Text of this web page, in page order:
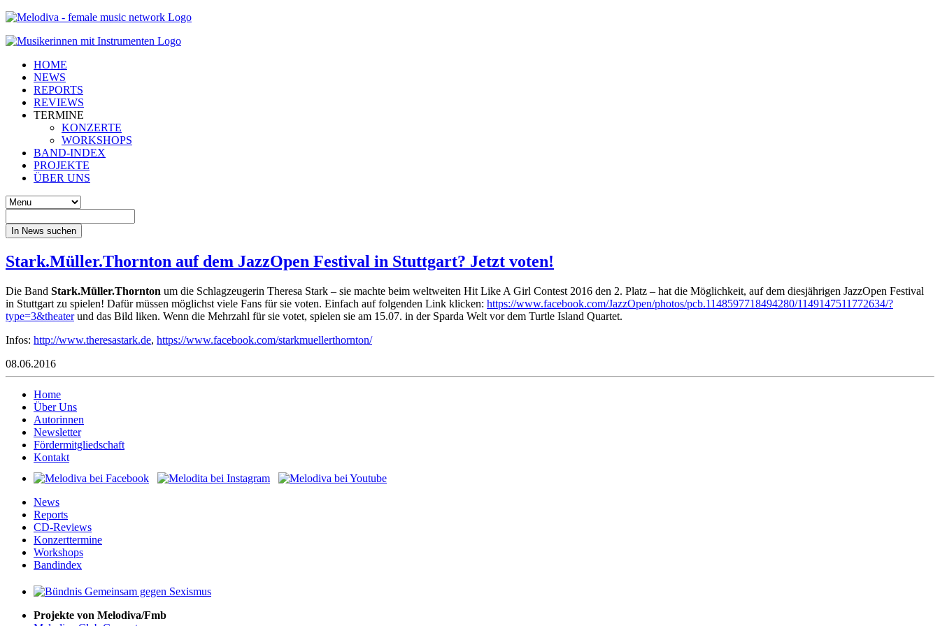
HOME
NEWS
REPORTS
REVIEWS
TERMINE
KONZERTE
WORKSHOPS
BAND-INDEX
PROJEKTE
ÜBER UNS
In News suchen
Stark.Müller.Thornton auf dem JazzOpen Festival in Stuttgart? Jetzt voten!
Die Band Stark.Müller.Thornton um die Schlagzeugerin Theresa Stark – sie machte beim weltweiten Hit Like A Girl Contest 2016 den 2. Platz – hat die Möglichkeit, auf dem diesjährigen JazzOpen Festival
in Stuttgart zu spielen! Dafür müssen möglichst viele Fans für sie voten. Einfach auf folgenden Link klicken: https://www.facebook.com/JazzOpen/photos/pcb.1148597718494280/1149147511772634/?
type=3&theaterund das Bild liken. Wenn die Mehrzahl für sie votet, spielen sie am 15.07. in der Sparda Welt vor dem Turtle Island Quartet.
Infos: http://www.theresastark.de, https://www.facebook.com/starkmuellerthornton/
08.06.2016
Home
Über Uns
Autorinnen
Newsletter
Fördermitgliedschaft
Kontakt
News
Reports
CD-Reviews
Konzerttermine
Workshops
Bandindex
Projekte von Melodiva/Fmb